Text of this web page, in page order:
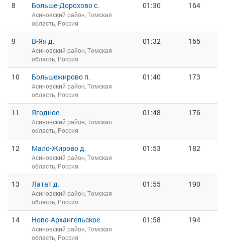
8 Больше-Дорохово с.
Асиновский район, Томская
область, Россия
01:30 164
9 В-Яя д.
Асиновский район, Томская
область, Россия
01:32 165
10 Большежирово п.
Асиновский район, Томская
область, Россия
01:40 173
11 Ягодное
Асиновский район, Томская
область, Россия
01:48 176
12 Мало-Жирово д.
Асиновский район, Томская
область, Россия
01:53 182
13 Латат д.
Асиновский район, Томская
область, Россия
01:55 190
14 Ново-Архангельское
Асиновский район, Томская
область, Россия
01:58 194